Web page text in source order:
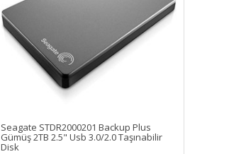
Seagate STDR2000201 Backup Plus
Gümüş 2TB 2.5" Usb 3.0/2.0 Taşınabilir
Disk